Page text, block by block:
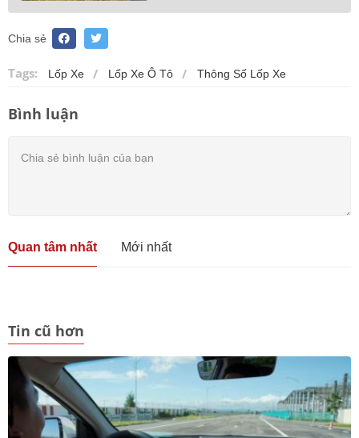
Chia sẻ
Tags: Lốp Xe Lốp Xe Ô Tô Thông Số Lốp Xe
Bình luận
Quan tâm nhất Mới nhất
Tin cũ hơn